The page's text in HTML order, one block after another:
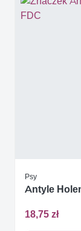
Psy
Antyle
18,75 zł